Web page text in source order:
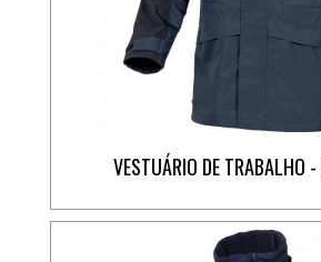
VESTUÁRIO DE TRABALHO